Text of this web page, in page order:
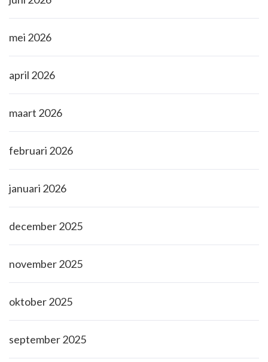
mei 2026
april 2026
maart 2026
februari 2026
januari 2026
december 2025
november 2025
oktober 2025
september 2025